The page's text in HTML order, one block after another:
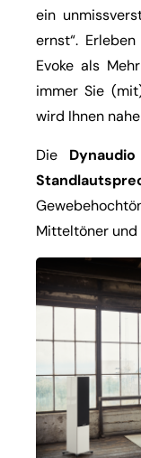
ein
ernst“.
Evoke als
immer Sie
wird Ihnen
Die
Mitteltöner